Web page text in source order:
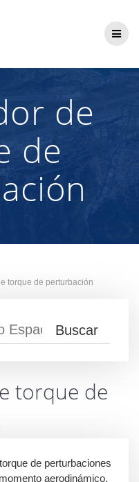
de
de
torque de perturbación
torque de
de perturbaciones
aerodinámico,